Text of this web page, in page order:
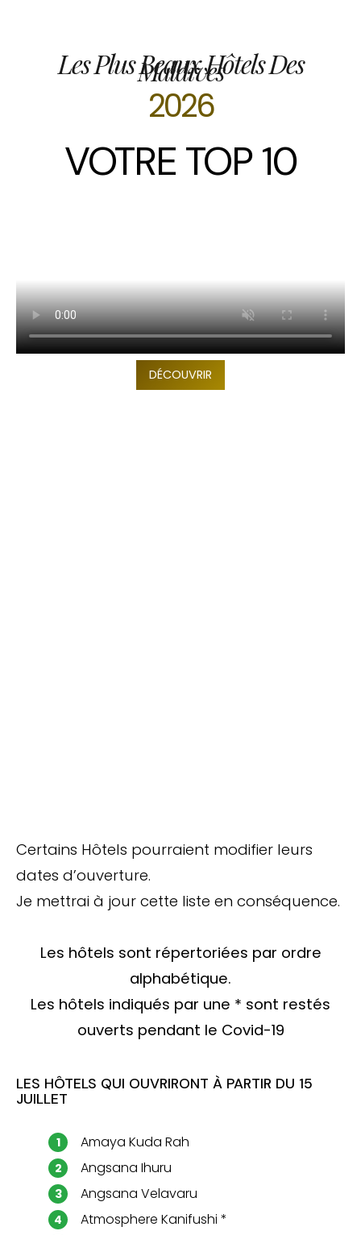
Les Plus Beaux Hôtels Des
Maldives
2026
VOTRE TOP 10
DÉCOUVRIR
Certains Hôtels pourraient modifier leurs
dates d’ouverture.
Je mettrai à jour cette liste en conséquence.
Les hôtels sont répertoriées par ordre
alphabétique.
Les hôtels indiqués par une * sont restés
ouverts pendant le Covid-19
LES HÔTELS QUI OUVRIRONT À PARTIR DU 15
JUILLET
Amaya Kuda Rah
Angsana Ihuru
Angsana Velavaru
Atmosphere Kanifushi *